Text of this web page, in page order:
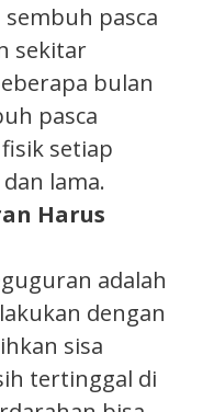
sembuh pasca
sekitar
bulan
pasca
setiap
lama.
Harus
adalah
dengan
sisa
tertinggal di